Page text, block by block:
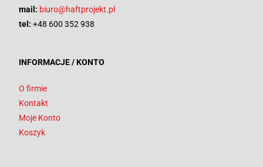
mail: biuro@haftprojekt.pl
tel: +48 600 352 938
INFORMACJE / KONTO
O firmie
Kontakt
Moje Konto
Koszyk